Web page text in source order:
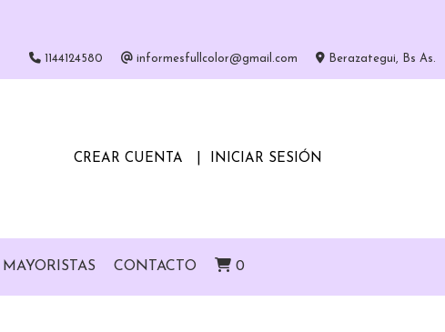
1144124580 informesfullcolor@gmail.com Berazategui, Bs As.
CREAR CUENTA INICIAR SESIÓN
MAYORISTAS CONTACTO 0